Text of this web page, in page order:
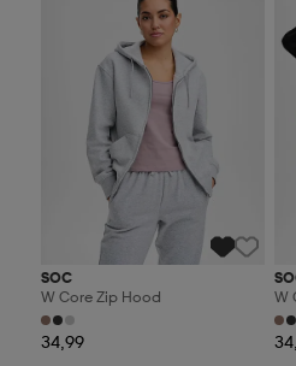
SOC
W Core Zip Hood
34,99
W